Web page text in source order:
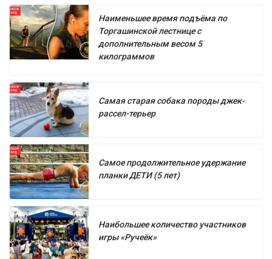
Наименьшее время подъёма по
Торгашинской лестнице с
дополнительным весом 5
килограммов
Самая старая собака породы джек-
рассел-терьер
Самое продолжительное удержание
планки ДЕТИ (5 лет)
Наибольшее количество участников
игры «Ручеёк»